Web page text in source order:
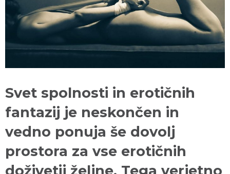
Svet spolnosti in erotičnih
fantazij je neskončen in
vedno ponuja še dovolj
prostora za vse erotičnih